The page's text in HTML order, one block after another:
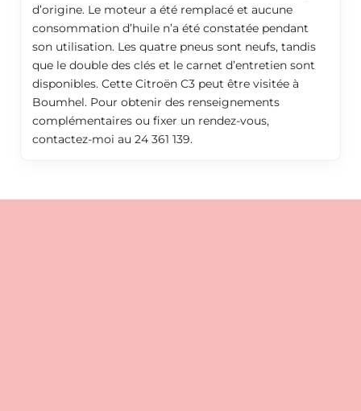
d’origine. Le moteur a été remplacé et aucune
consommation d’huile n’a été constatée pendant
son utilisation. Les quatre pneus sont neufs, tandis
que le double des clés et le carnet d’entretien sont
disponibles. Cette Citroën C3 peut être visitée à
Boumhel. Pour obtenir des renseignements
complémentaires ou fixer un rendez-vous,
contactez-moi au 24 361 139.